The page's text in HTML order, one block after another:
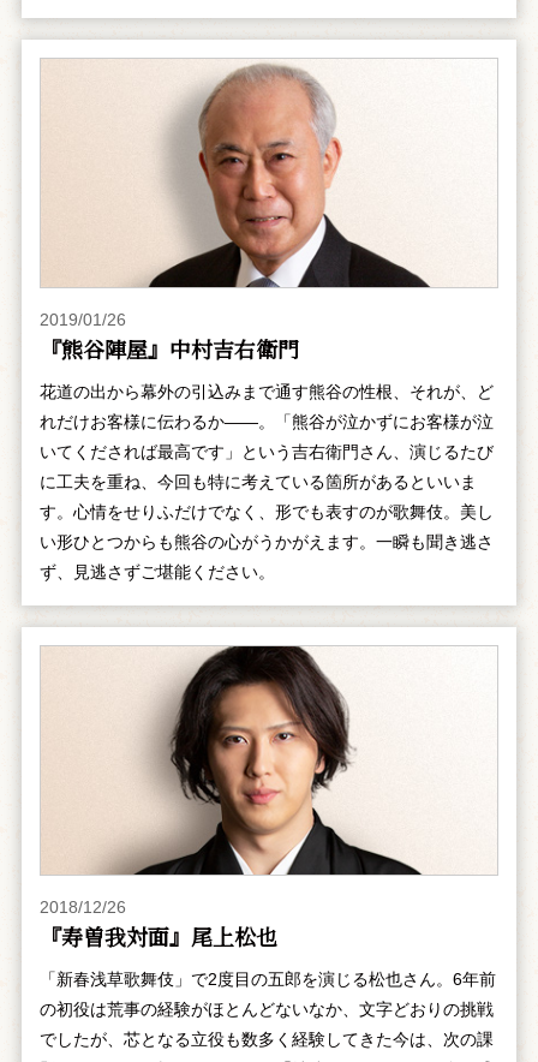
2019/01/26
『熊谷陣屋』中村吉右衛門
花道の出から幕外の引込みまで通す熊谷の性根、それが、ど
れだけお客様に伝わるか――。「熊谷が泣かずにお客様が泣
いてくだされば最高です」という吉右衛門さん、演じるたび
に工夫を重ね、今回も特に考えている箇所があるといいま
す。心情をせりふだけでなく、形でも表すのが歌舞伎。美し
い形ひとつからも熊谷の心がうかがえます。一瞬も聞き逃さ
ず、見逃さずご堪能ください。
2018/12/26
『寿曽我対面』尾上松也
「新春浅草歌舞伎」で2度目の五郎を演じる松也さん。6年前
の初役は荒事の経験がほとんどないなか、文字どおりの挑戦
でしたが、芯となる立役も数多く経験してきた今は、次の課